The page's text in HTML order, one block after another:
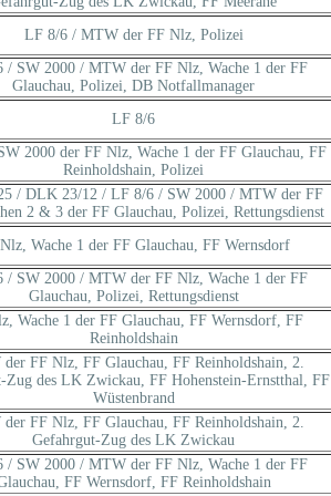
LF 8/6 / MTW der FF Nlz, Polizei
/ SW 2000 / MTW der FF Nlz, Wache 1 der FF
Glauchau, Polizei, DB Notfallmanager
LF 8/6
2000 der FF Nlz, Wache 1 der FF Glauchau, FF
Reinholdshain, Polizei
/ DLK 23/12 / LF 8/6 / SW 2000 / MTW der FF
2 & 3 der FF Glauchau, Polizei, Rettungsdienst
Wache 1 der FF Glauchau, FF Wernsdorf
/ SW 2000 / MTW der FF Nlz, Wache 1 der FF
Glauchau, Polizei, Rettungsdienst
Wache 1 der FF Glauchau, FF Wernsdorf, FF
Reinholdshain
FF Nlz, FF Glauchau, FF Reinholdshain, 2.
Zug des LK Zwickau, FF Hohenstein-Ernstthal, FF
Wüstenbrand
FF Nlz, FF Glauchau, FF Reinholdshain, 2.
Gefahrgut-Zug des LK Zwickau
/ SW 2000 / MTW der FF Nlz, Wache 1 der FF
FF Wernsdorf, FF Reinholdshain